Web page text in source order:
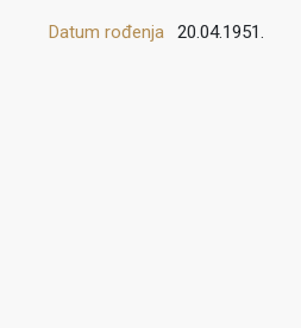
Datum rođenja 20.04.1951.